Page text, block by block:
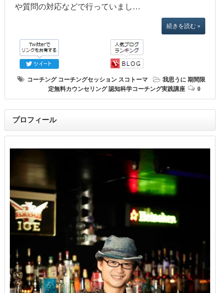
や質問の対応などで行っていまし…
続きを読む »
コーチング コーチングセッション スコトーマ 我思うに 期間限
定無料カウンセリング 認知科学コーチング実践講座 0
プロフィール